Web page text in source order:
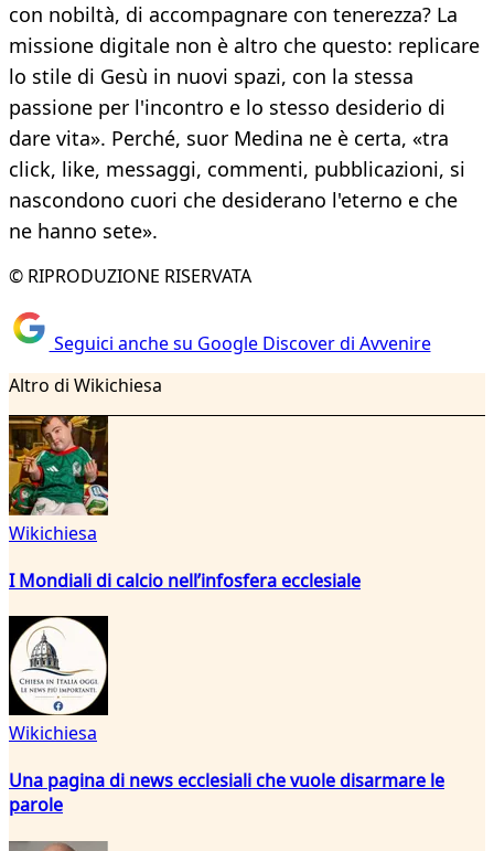
con nobiltà, di accompagnare con tenerezza? La
missione digitale non è altro che questo: replicare
lo stile di Gesù in nuovi spazi, con la stessa
passione per l'incontro e lo stesso desiderio di
dare vita». Perché, suor Medina ne è certa, «tra
click, like, messaggi, commenti, pubblicazioni, si
nascondono cuori che desiderano l'eterno e che
ne hanno sete».
© RIPRODUZIONE RISERVATA
Seguici anche su Google Discover di Avvenire
Altro di Wikichiesa
Wikichiesa
I Mondiali di calcio nell’infosfera ecclesiale
Wikichiesa
Una pagina di news ecclesiali che vuole disarmare le
parole